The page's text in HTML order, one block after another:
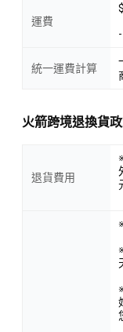
運費
統一運費計算
火箭跨境退換貨
退貨費用